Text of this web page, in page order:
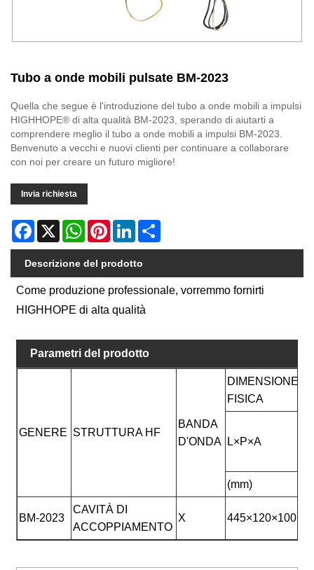
Tubo a onde mobili pulsate BM-2023
Quella che segue è l'introduzione del tubo a onde mobili a impulsi
HIGHHOPE® di alta qualità BM-2023, sperando di aiutarti a
comprendere meglio il tubo a onde mobili a impulsi BM-2023.
Benvenuto a vecchi e nuovi clienti per continuare a collaborare
con noi per creare un futuro migliore!
Invia richiesta
Facebook
X WhatsAppPinterestLinkedIn
Descrizione del prodotto
Come produzione professionale, vorremmo fornirti
HIGHHOPE di alta qualità
Parametri del prodotto
GENERE STRUTTURA HF
BANDA
D'ONDA
DIMENSIONE
FISICA
L×P×A
(mm)
BM-2023
CAVITÀ DI
ACCOPPIAMENTO
X 445×120×100